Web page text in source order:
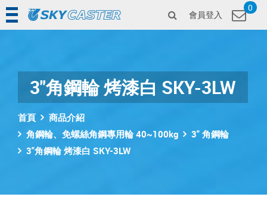
0
會員登入
3"角鋼輪 烤漆白 SKY-3LW
首頁
商品介紹
角鋼輪、免螺絲角鋼專用輪 40~100kg
3" 角鋼輪
3"角鋼輪 烤漆白 SKY-3LW